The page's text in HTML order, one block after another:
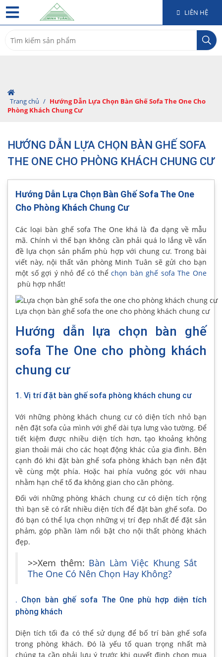
LIÊN HỆ
for:
Trang chủ / Hướng Dẫn Lựa Chọn Bàn Ghế Sofa The One Cho
Phòng Khách Chung Cư
HƯỚNG DẪN LỰA CHỌN BÀN GHẾ SOFA
THE ONE CHO PHÒNG KHÁCH CHUNG CƯ
Hướng Dẫn Lựa Chọn Bàn Ghế Sofa The One
Cho Phòng Khách Chung Cư
Các loại bàn ghế sofa The One khá là đa dạng về mẫu
mã. Chính vì thế bạn không cần phải quá lo lắng về vấn
đề lựa chọn sản phẩm phù hợp với chung cư. Trong bài
viết này, nội thất văn phòng Minh Tuân sẽ gửi cho bạn
một số gợi ý nhỏ để có thểchọn bàn ghế sofa The One
phù hợp nhất!
Lựa chọn bàn ghế sofa the one cho phòng khách chung cư
Hướng dẫn lựa chọn bàn ghế
sofa The One cho phòng khách
chung cư
1. Vị trí đặt bàn ghế sofa phòng khách chung cư
Với những phòng khách chung cư có diện tích nhỏ bạn
nên đặt sofa của mình với ghế dài tựa lưng vào tường. Để
tiết kiệm được nhiều diện tích hơn, tạo khoảng không
gian thoải mái cho các hoạt động khác của gia đình. Bên
cạnh đó khi đặt bàn ghế sofa phòng khách bạn nên đặt
về cùng một phía. Hoặc hai phía vuông góc với nhau
nhằm hạn chế tố đa không gian cho căn phòng.
Đối với những phòng khách chung cư có diện tích rộng
thì bạn sẽ có rất nhiều diện tích để đặt bàn ghế sofa. Do
đó bạn có thể lựa chọn những vị trí đẹp nhất để đặt sản
phảm, góp phần làm nổi bật cho nội thất phòng khách
đẹp.
>>Xem thêm: Bàn Làm Việc Khung Sắt
The One Có Nên Chọn Hay Không?
. Chọn bàn ghế sofa The One phù hợp diện tích
phòng khách
Diện tích tối đa có thể sử dụng để bố trí bàn ghế sofa
trong phòng khách. Đó là yếu tố quan trọng nhất mà
chúng ta cần phải lưu ý trước khi quyết định chọn mua